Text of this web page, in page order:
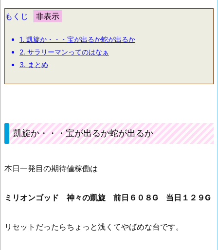
もくじ
1. 凱旋か・・・宝が出るか蛇が出るか
2. サラリーマンってのはなぁ
3. まとめ
凱旋か・・・宝が出るか蛇が出るか
本日一発目の期待値稼働は
ミリオンゴッド 神々の凱旋 前日６０８G 当日１２９G
リセットだったらちょっと浅くてやばめな台です。